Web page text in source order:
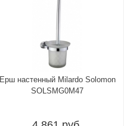
Ерш настенный Milardo Solomon
SOLSMG0M47